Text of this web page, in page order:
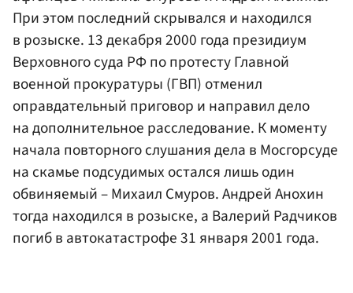
При этом последний скрывался и находился
в розыске. 13 декабря 2000 года президиум
Верховного суда РФ по протесту Главной
военной прокуратуры (ГВП) отменил
оправдательный приговор и направил дело
на дополнительное расследование. К моменту
начала повторного слушания дела в Мосгорсуде
на скамье подсудимых остался лишь один
обвиняемый – Михаил Смуров. Андрей Анохин
тогда находился в розыске, а Валерий Радчиков
погиб в автокатастрофе 31 января 2001 года.